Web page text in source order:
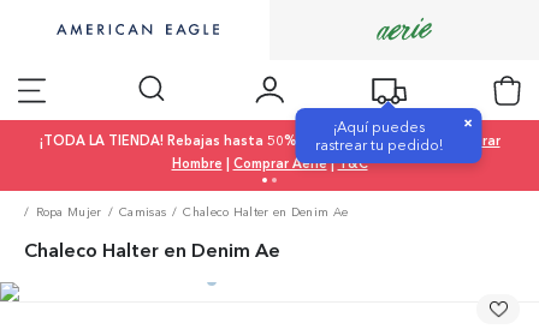
¡Aquí puedes
rastrear tu pedido!
×
¡TODA LA TIENDA! Rebajas hasta 50% OFF |Comprar Mujer|
Comprar
Hombre | Comprar Aerie|T&C
Ropa Mujer Camisas Chaleco Halter en Denim Ae
Chaleco Halter en Denim Ae